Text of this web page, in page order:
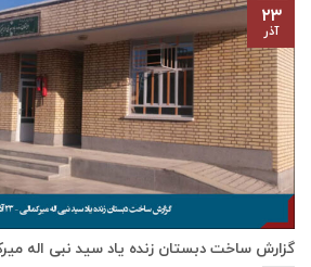
گزارش ساخت دبستان زنده ياد سيد نبی اله ميركمالی – ۲۳
۲۳
آذر